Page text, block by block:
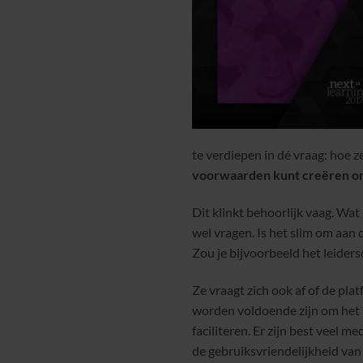
te verdiepen in dé vraag: hoe
voorwaarden kunt creëren
Dit klinkt behoorlijk vaag. Wat
wel vragen. Is het slim om
Zou je bijvoorbeeld het
Ze vraagt zich ook af of de
worden voldoende zijn om
faciliteren. Er zijn best veel
de gebruiksvriendelijkheid